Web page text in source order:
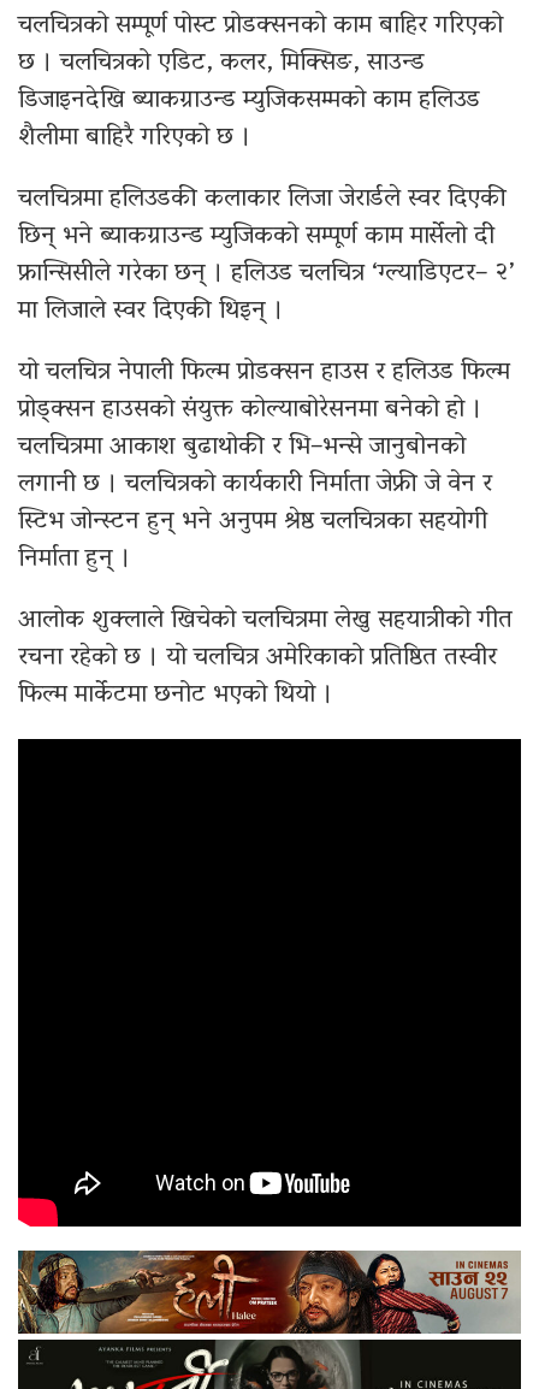
चलचित्रको सम्पूर्ण पोस्ट प्रोडक्सनको काम बाहिर गरिएको
छ । चलचित्रको एडिट, कलर, मिक्सिङ, साउन्ड
डिजाइनदेखि ब्याकग्राउन्ड म्युजिकसम्मको काम हलिउड
शैलीमा बाहिरै गरिएको छ ।
चलचित्रमा हलिउडकी कलाकार लिजा जेरार्डले स्वर दिएकी
छिन् भने ब्याकग्राउन्ड म्युजिकको सम्पूर्ण काम मार्सेलो दी
फ्रान्सिसीले गरेका छन् । हलिउड चलचित्र ‘ग्ल्याडिएटर– २’
मा लिजाले स्वर दिएकी थिइन् ।
यो चलचित्र नेपाली फिल्म प्रोडक्सन हाउस र हलिउड फिल्म
प्रोड्क्सन हाउसको संयुक्त कोल्याबोरेसनमा बनेको हो ।
चलचित्रमा आकाश बुढाथोकी र भि–भन्से जानुबोनको
लगानी छ । चलचित्रको कार्यकारी निर्माता जेफ्री जे वेन र
स्टिभ जोन्स्टन हुन् भने अनुपम श्रेष्ठ चलचित्रका सहयोगी
निर्माता हुन् ।
आलोक शुक्लाले खिचेको चलचित्रमा लेखु सहयात्रीको गीत
रचना रहेको छ । यो चलचित्र अमेरिकाको प्रतिष्ठित तस्वीर
फिल्म मार्केटमा छनोट भएको थियो ।